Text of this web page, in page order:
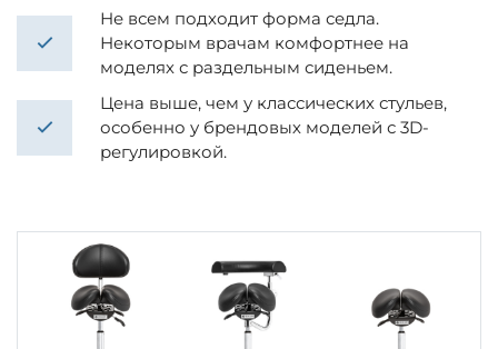
Не всем подходит форма седла.
Некоторым врачам комфортнее на
моделях с раздельным сиденьем.
Цена выше, чем у классических стульев,
особенно у брендовых моделей с 3D-
регулировкой.